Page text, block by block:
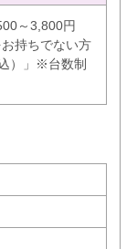
～3,800円
持ちでない方
）」※台数制